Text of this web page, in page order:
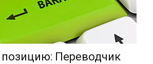
позицию: Переводчик